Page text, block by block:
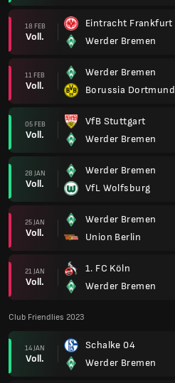
18 FEB
Voll.
Eintracht Frankfurt
Werder Bremen
11 FEB
Voll.
Werder Bremen
Borussia Dortmund
05 FEB
Voll.
VfB Stuttgart
Werder Bremen
28 JAN
Voll.
Werder Bremen
VfL Wolfsburg
25 JAN
Voll.
Werder Bremen
Union Berlin
21 JAN
Voll.
1. FC Köln
Werder Bremen
Club Friendlies 2023
14 JAN
Voll.
Schalke 04
Werder Bremen